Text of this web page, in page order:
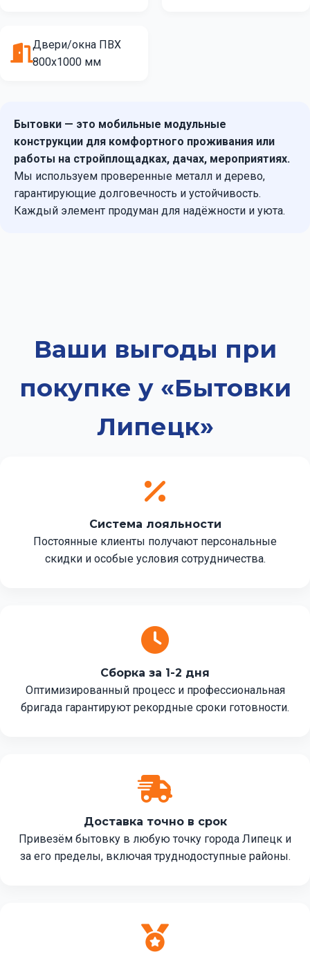
Двери/окна ПВХ
800х1000 мм
Бытовки — это мобильные модульные
конструкции для комфортного проживания или
работы на стройплощадках, дачах, мероприятиях.
Мы используем проверенные металл и дерево,
гарантирующие долговечность и устойчивость.
Каждый элемент продуман для надёжности и уюта.
Ваши выгоды при
покупке у «Бытовки
Липецк»
Система лояльности
Постоянные клиенты получают персональные
скидки и особые условия сотрудничества.
Сборка за 1-2 дня
Оптимизированный процесс и профессиональная
бригада гарантируют рекордные сроки готовности.
Доставка точно в срок
Привезём бытовку в любую точку города Липецк и
за его пределы, включая труднодоступные районы.